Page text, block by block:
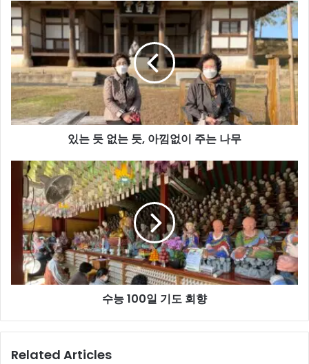
있
는
듯
없
는
듯,
낌
없
있는 듯 없는 듯, 아낌없이 주는 나무
100
수능 100일 기도 회향
Related Articles